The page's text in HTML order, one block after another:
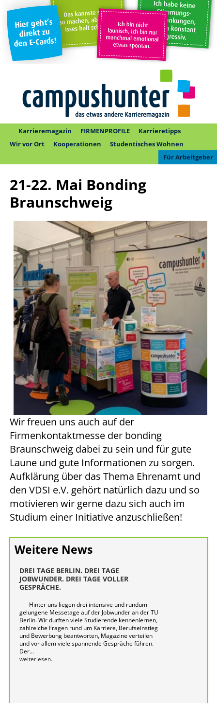
Karrieremagazin FIRMENPROFILE
Karrieretipps
Wir vor Ort
Kooperationen
Studentisches Wohnen
Für Arbeitgeber
21-22. Mai Bonding
Braunschweig
Wir freuen uns auch auf der
Firmenkontaktmesse der bonding
Braunschweig dabei zu sein und für gute
Laune und gute Informationen zu sorgen.
Aufklärung über das Thema Ehrenamt und
den VDSI e.V. gehört natürlich dazu und so
motivieren wir gerne dazu sich auch im
Studium einer Initiative anzuschließen!
Weitere News
DREI TAGE BERLIN. DREI TAGE
JOBWUNDER. DREI TAGE VOLLER
GESPRÄCHE.
Hinter uns liegen drei intensive und rundum
gelungene Messetage auf der Jobwunder an der TU
Berlin. Wir durften viele Studierende kennenlernen,
zahlreiche Fragen rund um Karriere, Berufseinstieg
und Bewerbung beantworten, Magazine verteilen
und vor allem viele spannende Gespräche führen.
Der...
weiterlesen.